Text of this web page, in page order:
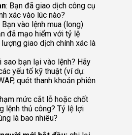
: Bạn đã giao dịch công cụ
xác vào lúc nào?
Bạn vào lệnh mua (long)
đã mạo hiểm với tỷ lệ
giao dịch chính xác là
sao bạn lại vào lệnh? Hãy
yếu tố kỹ thuật (ví dụ:
quét thanh khoản phiên
mức cắt lỗ hoặc chốt
lệnh thủ công? Tỷ lệ lợi
là bao nhiêu?